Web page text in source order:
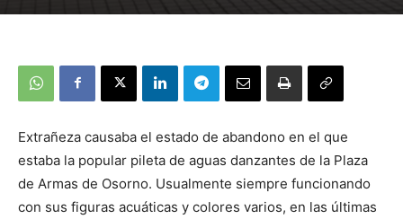
Extrañeza causaba el estado de abandono en el que
estaba la popular pileta de aguas danzantes de la Plaza
de Armas de Osorno. Usualmente siempre funcionando
con sus figuras acuáticas y colores varios, en las últimas